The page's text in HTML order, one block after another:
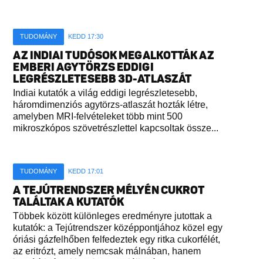
TUDOMÁNY KEDD 17:30
AZ INDIAI TUDÓSOK MEGALKOTTÁK AZ
EMBERI AGYTÖRZS EDDIGI
LEGRÉSZLETESEBB 3D-ATLASZÁT
Indiai kutatók a világ eddigi legrészletesebb,
háromdimenziós agytörzs-atlaszát hozták létre,
amelyben MRI-felvételeket több mint 500
mikroszkópos szövetrészlettel kapcsoltak össze...
TUDOMÁNY KEDD 17:01
A TEJÚTRENDSZER MÉLYÉN CUKROT
TALÁLTAK A KUTATÓK
Többek között különleges eredményre jutottak a
kutatók: a Tejútrendszer középpontjához közel egy
óriási gázfelhőben felfedeztek egy ritka cukorfélét,
az eritrózt, amely nemcsak málnában, hanem